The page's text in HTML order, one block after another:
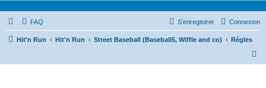
FAQ Connexion
S’enregistrer
Hit'n Run Hit'n Run Street Baseball (Baseball5, Wiffle and co)
Régles